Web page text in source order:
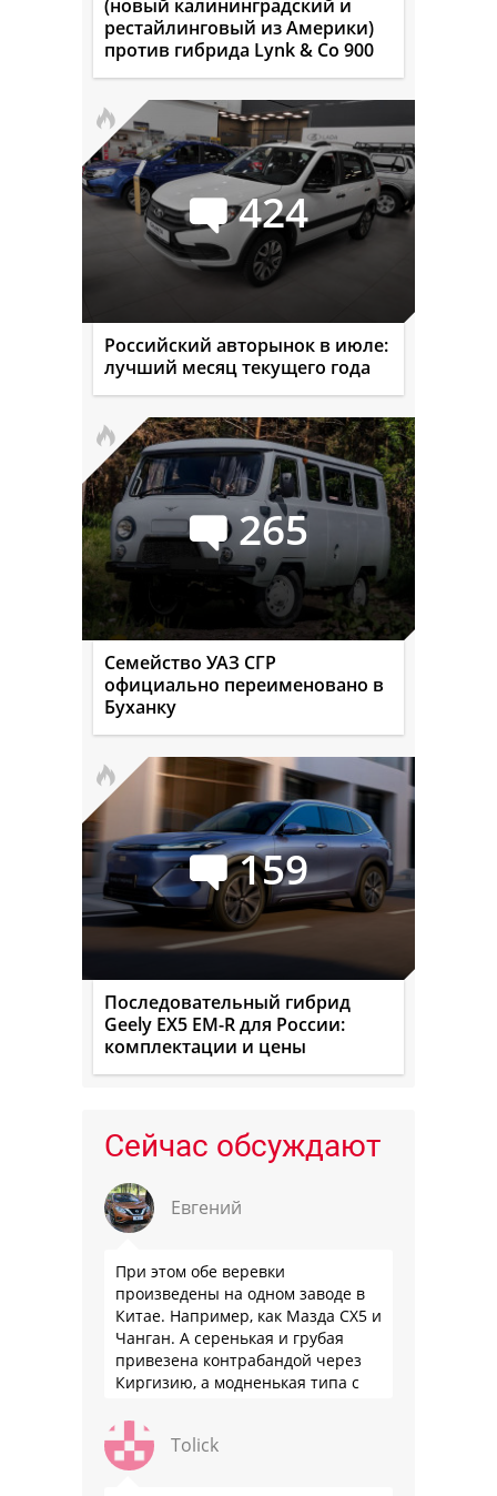
(новый калининградский и
рестайлинговый из Америки)
против гибрида Lynk & Co 900
424
Российский авторынок в июле:
лучший месяц текущего года
265
Семейство УАЗ СГР
официально переименовано в
Буханку
159
Последовательный гибрид
Geely EX5 EM-R для России:
комплектации и цены
Сейчас обсуждают
Евгений
При этом обе веревки
произведены на одном заводе в
Китае. Например, как Мазда СХ5 и
Чанган. А серенькая и грубая
привезена контрабандой через
Киргизию, а модненькая типа с
Tolick